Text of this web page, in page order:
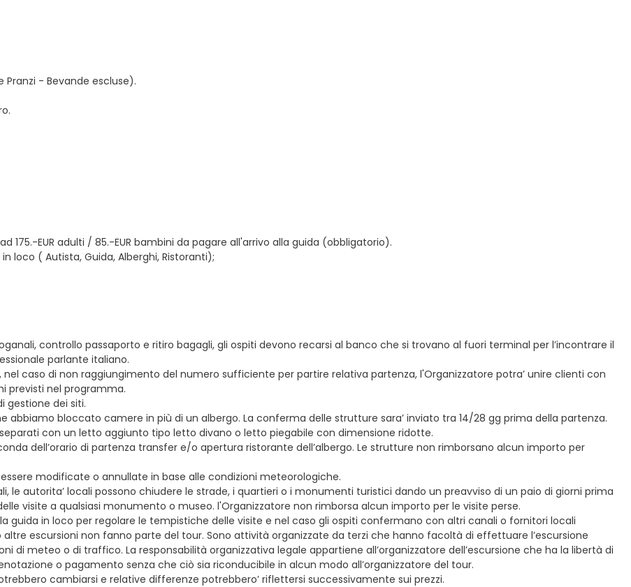
- Bevande escluse).
175.-EUR adulti / 85.-EUR bambini da pagare all'arrivo alla guida (obbligatorio).
in loco ( Autista, Guida, Alberghi, Ristoranti);
controllo passaporto e ritiro bagagli, gli ospiti devono recarsi al banco che si trovano al fuori terminal per l’incontrare il
parlante italiano.
nel caso di non raggiungimento del numero sufficiente per partire relativa partenza, l'Organizzatore potra’ unire clienti con
previsti nel programma.
gestione dei siti.
abbiamo bloccato camere in più di un albergo. La conferma delle strutture sara’ inviato tra 14/28 gg prima della partenza.
con un letto aggiunto tipo letto divano o letto piegabile con dimensione ridotte.
dell’orario di partenza transfer e/o apertura ristorante dell’albergo. Le strutture non rimborsano alcun importo per
modificate o annullate in base alle condizioni meteorologiche.
le autorita’ locali possono chiudere le strade, i quartieri o i monumenti turistici dando un preavviso di un paio di giorni prima
visite a qualsiasi monumento o museo. l'Organizzatore non rimborsa alcun importo per le visite perse.
in loco per regolare le tempistiche delle visite e nel caso gli ospiti confermano con altri canali o fornitori locali
escursioni non fanno parte del tour. Sono attività organizzate da terzi che hanno facoltà di effettuare l’escursione
di meteo o di traffico. La responsabilità organizzativa legale appartiene all’organizzatore dell’escursione che ha la libertà di
o pagamento senza che ciò sia riconducibile in alcun modo all’organizzatore del tour.
cambiarsi e relative differenze potrebbero’ riflettersi successivamente sui prezzi.